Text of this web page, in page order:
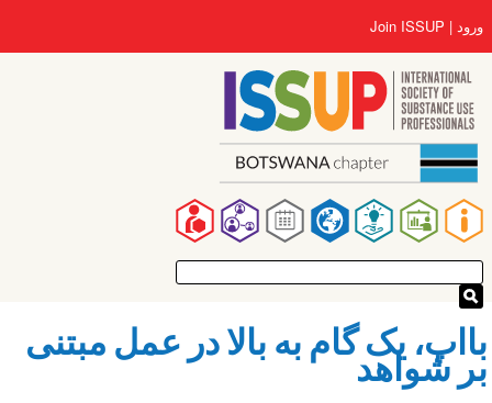
به
محتوای
اصلی
Main
navigation
User
account
menu
ورود Join ISSUP
بااپ، یک گام به بالا در عمل مبتنی
بر شواهد